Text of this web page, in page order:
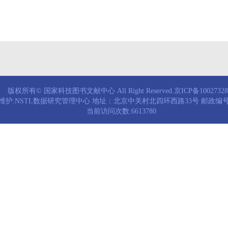
版权所有© 国家科技图书文献中心 All Right Reserved.京ICP备
护:NSTL数据研究管理中心 地址：北京中关村北四环西路33号 邮政编
当前访问次数:6613780